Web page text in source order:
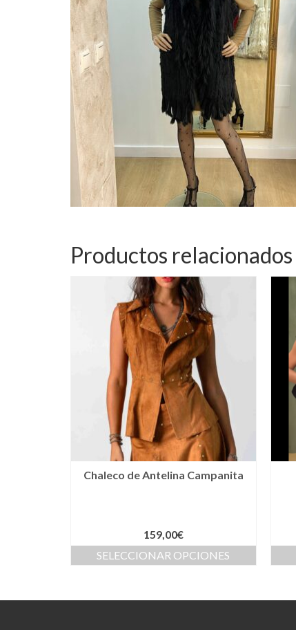
Productos relacionados
Chaleco de Antelina Campanita
159,00€
SELECCIONAR OPCIONES